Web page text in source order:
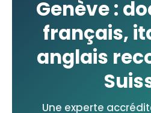
Genève :
français,
anglais
Une experte